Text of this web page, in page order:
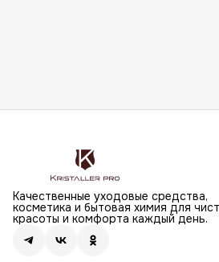
Качественные уходовые средства,
косметика и бытовая химия для
красоты и комфорта каждый день.